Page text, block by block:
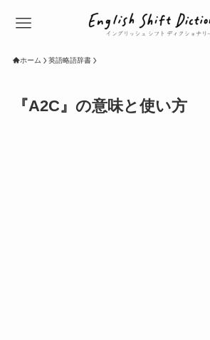
ホーム 英語略語辞書
『A2C』の意味と使い方